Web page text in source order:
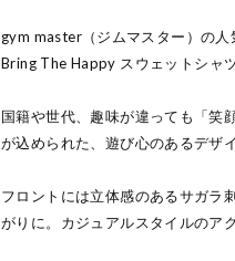
gym master（ジムマスター）の人
Bring The Happy スウェットシャ
国籍や世代、趣味が違っても「笑
が込められた、遊び心のあるデザ
フロントには立体感のあるサガラ
がりに。カジュアルスタイルのア